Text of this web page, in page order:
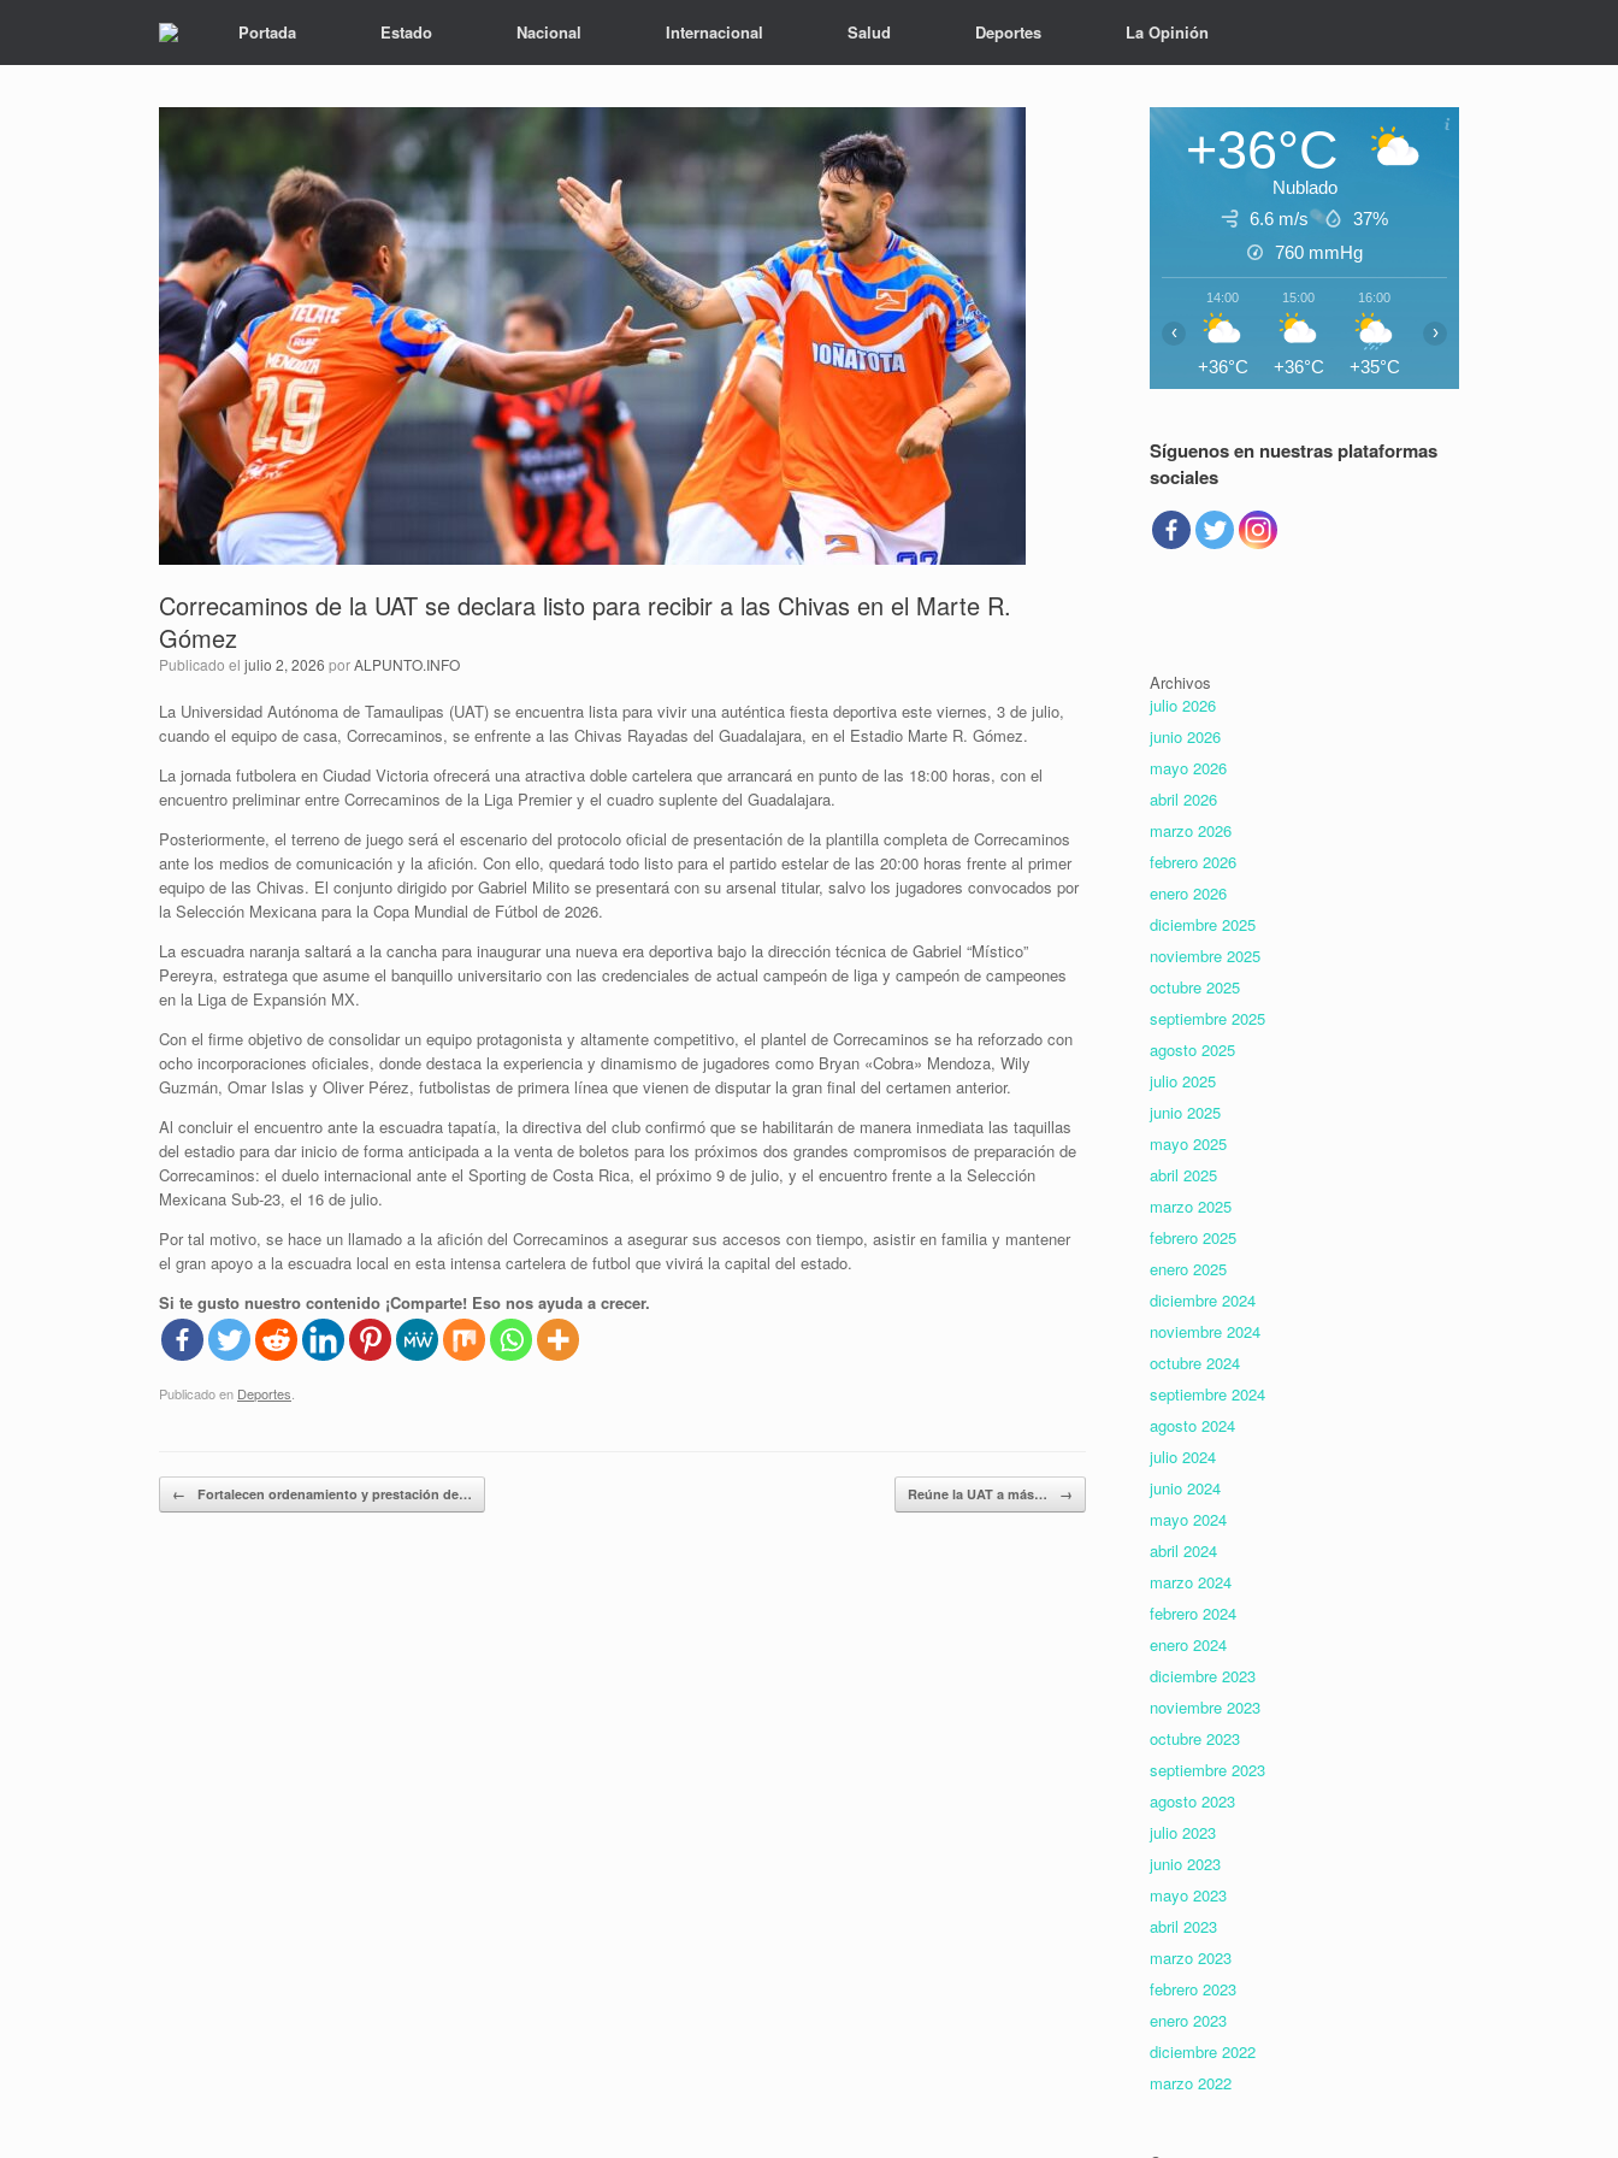
Portada Estado Nacional Internacional Salud Deportes La Opinión
Correcaminos de la UAT se declara listo para recibir a las Chivas en el Marte R.
Gómez
Publicado el julio 2, 2026 porALPUNTO.INFO
La Universidad Autónoma de Tamaulipas (UAT) se encuentra lista para vivir una auténtica fiesta deportiva este viernes, 3 de julio,
cuando el equipo de casa, Correcaminos, se enfrente a las Chivas Rayadas del Guadalajara, en el Estadio Marte R. Gómez.
La jornada futbolera en Ciudad Victoria ofrecerá una atractiva doble cartelera que arrancará en punto de las 18:00 horas, con el
encuentro preliminar entre Correcaminos de la Liga Premier y el cuadro suplente del Guadalajara.
Posteriormente, el terreno de juego será el escenario del protocolo oficial de presentación de la plantilla completa de Correcaminos
ante los medios de comunicación y la afición. Con ello, quedará todo listo para el partido estelar de las 20:00 horas frente al primer
equipo de las Chivas. El conjunto dirigido por Gabriel Milito se presentará con su arsenal titular, salvo los jugadores convocados por
la Selección Mexicana para la Copa Mundial de Fútbol de 2026.
La escuadra naranja saltará a la cancha para inaugurar una nueva era deportiva bajo la dirección técnica de Gabriel “Místico”
Pereyra, estratega que asume el banquillo universitario con las credenciales de actual campeón de liga y campeón de campeones
en la Liga de Expansión MX.
Con el firme objetivo de consolidar un equipo protagonista y altamente competitivo, el plantel de Correcaminos se ha reforzado con
ocho incorporaciones oficiales, donde destaca la experiencia y dinamismo de jugadores como Bryan «Cobra» Mendoza, Wily
Guzmán, Omar Islas y Oliver Pérez, futbolistas de primera línea que vienen de disputar la gran final del certamen anterior.
Al concluir el encuentro ante la escuadra tapatía, la directiva del club confirmó que se habilitarán de manera inmediata las taquillas
del estadio para dar inicio de forma anticipada a la venta de boletos para los próximos dos grandes compromisos de preparación de
Correcaminos: el duelo internacional ante el Sporting de Costa Rica, el próximo 9 de julio, y el encuentro frente a la Selección
Mexicana Sub-23, el 16 de julio.
Por tal motivo, se hace un llamado a la afición del Correcaminos a asegurar sus accesos con tiempo, asistir en familia y mantener
el gran apoyo a la escuadra local en esta intensa cartelera de futbol que vivirá la capital del estado.
Si te gusto nuestro contenido ¡Comparte! Eso nos ayuda a crecer.
Publicado en Deportes
Navegador de artículos
← Fortalecen ordenamiento y prestación de… Reúne la UAT a más… →
+36°C
Nublado
6.6 m/s
37%
760 mmHg
14:00
+36°C
15:00
+36°C
16:00
+35°C
‹ ›
Síguenos en nuestras plataformas
sociales
Archivos
julio 2026
junio 2026
mayo 2026
abril 2026
marzo 2026
febrero 2026
enero 2026
diciembre 2025
noviembre 2025
octubre 2025
septiembre 2025
agosto 2025
julio 2025
junio 2025
mayo 2025
abril 2025
marzo 2025
febrero 2025
enero 2025
diciembre 2024
noviembre 2024
octubre 2024
septiembre 2024
agosto 2024
julio 2024
junio 2024
mayo 2024
abril 2024
marzo 2024
febrero 2024
enero 2024
diciembre 2023
noviembre 2023
octubre 2023
septiembre 2023
agosto 2023
julio 2023
junio 2023
mayo 2023
abril 2023
marzo 2023
febrero 2023
enero 2023
diciembre 2022
marzo 2022